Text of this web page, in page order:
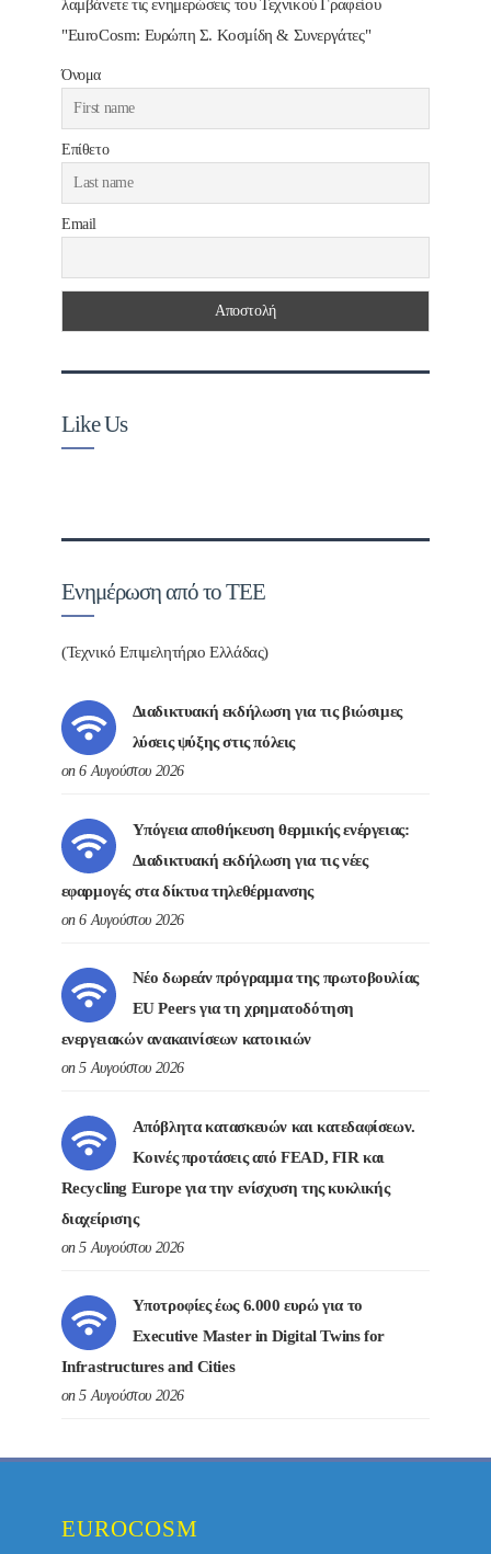
λαμβάνετε τις ενημερώσεις του Τεχνικού Γραφείου
"EuroCosm: Ευρώπη Σ. Κοσμίδη & Συνεργάτες"
Όνομα
Επίθετο
Email
Like Us
Ενημέρωση από το ΤΕΕ
(Τεχνικό Επιμελητήριο Ελλάδας)
Διαδικτυακή εκδήλωση για τις βιώσιμες
λύσεις ψύξης στις πόλεις
on 6 Αυγούστου 2026
Υπόγεια αποθήκευση θερμικής ενέργειας:
Διαδικτυακή εκδήλωση για τις νέες
εφαρμογές στα δίκτυα τηλεθέρμανσης
on 6 Αυγούστου 2026
Νέο δωρεάν πρόγραμμα της πρωτοβουλίας
EU Peers για τη χρηματοδότηση
ενεργειακών ανακαινίσεων κατοικιών
on 5 Αυγούστου 2026
Απόβλητα κατασκευών και κατεδαφίσεων.
Κοινές προτάσεις από FEAD, FIR και
Recycling Europe για την ενίσχυση της κυκλικής
διαχείρισης
on 5 Αυγούστου 2026
Υποτροφίες έως 6.000 ευρώ για το
Executive Master in Digital Twins for
Infrastructures and Cities
on 5 Αυγούστου 2026
EUROCOSM